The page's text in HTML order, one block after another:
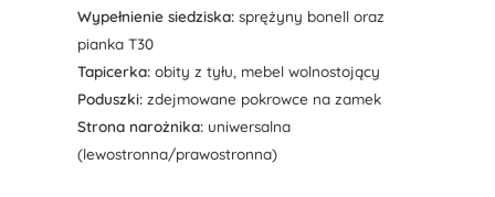
Wypełnienie siedziska:sprężyny bonell oraz
pianka T30
Tapicerka:obity z tyłu, mebel wolnostojący
Poduszki:zdejmowane pokrowce na zamek
Strona narożnika:uniwersalna
(lewostronna/prawostronna)